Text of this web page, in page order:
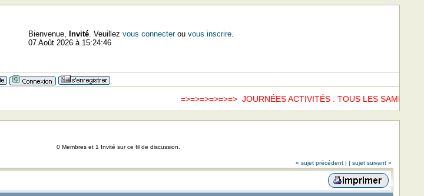
Bienvenue, Invité. Veuillez vous connecterou vous inscrire.
07 Août 2026 à 15:24:46
=>=>=>=>=>=> JOURNÉES ACTIVITÉS : TOUS LES SAMEDIS =>=>
0 Membres et 1 Invité sur ce fil de discussion.
« sujet précédent | | sujet suivant »